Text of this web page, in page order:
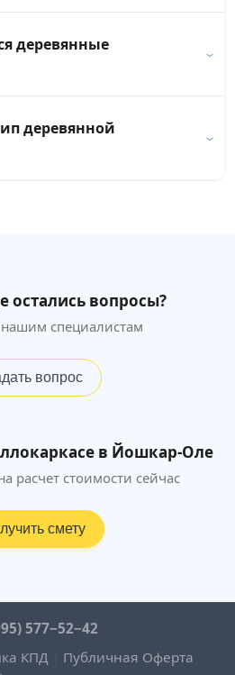
деревянные
деревянной
остались вопросы?
специалистам
вопрос
в Йошкар-Оле
расчет стоимости сейчас
смету
577−52−42
КПД Публичная Оферта